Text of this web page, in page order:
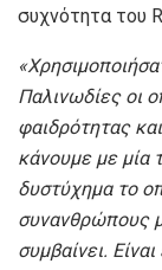
συχνότητα του
Παλινωδίες οι
φαιδρότητας
κάνουμε με μία
δυστύχημα το
συνανθρώπους
συμβαίνει.